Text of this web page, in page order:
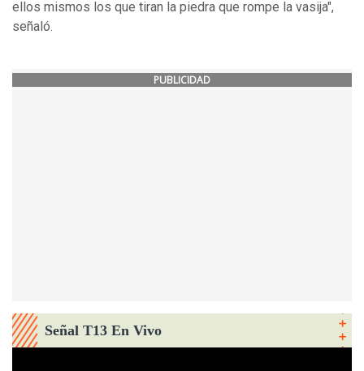
ellos mismos los que tiran la piedra que rompe la vasija",
señaló.
PUBLICIDAD
Señal T13 En Vivo